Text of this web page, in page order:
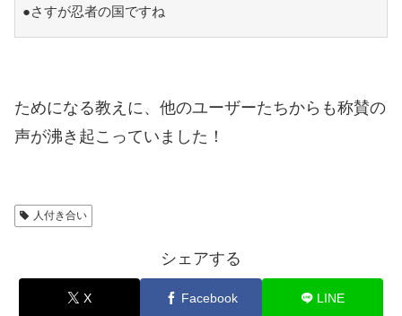
●さすが忍者の国ですね
ためになる教えに、他のユーザーたちからも称賛の
声が沸き起こっていました！
人付き合い
シェアする
X Facebook LINE